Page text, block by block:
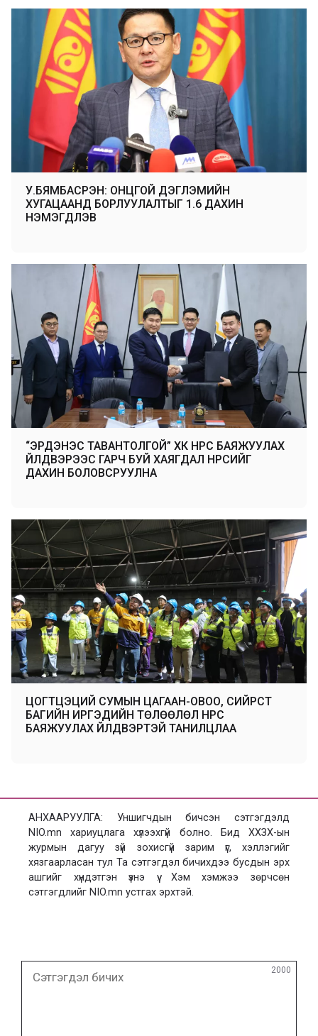
У.БЯМБАСҮРЭН: ОНЦГОЙ ДЭГЛЭМИЙН
ХУГАЦААНД БОРЛУУЛАЛТЫГ 1.6 ДАХИН
НЭМЭГДҮҮЛЭВ
“ЭРДЭНЭС ТАВАНТОЛГОЙ” ХК НҮҮРС БАЯЖУУЛАХ
ҮЙЛДВЭРЭЭС ГАРЧ БУЙ ХАЯГДАЛ НҮҮРСИЙГ
ДАХИН БОЛОВСРУУЛНА
ЦОГТЦЭЦИЙ СУМЫН ЦАГААН-ОВОО, СИЙРСТ
БАГИЙН ИРГЭДИЙН ТӨЛӨӨЛӨЛ НҮҮРС
БАЯЖУУЛАХ ҮЙЛДВЭРТЭЙ ТАНИЛЦЛАА
АНХААРУУЛГА: Уншигчдын бичсэн сэтгэгдэлд
NIO.mn хариуцлага хүлээхгүй болно. Бид ХХЗХ-ын
журмын дагуу зүй зохисгүй зарим үг, хэллэгийг
хязгаарласан тул Та сэтгэгдэл бичихдээ бусдын эрх
ашгийг хүндэтгэн үзнэ үү. Хэм хэмжээ зөрчсөн
сэтгэгдлийг NIO.mn устгах эрхтэй.
бичих
2000